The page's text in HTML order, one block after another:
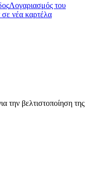
Λογαριασμός του
σε νέα καρτέλα
την βελτιστοποίηση της